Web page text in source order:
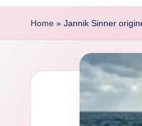
o
o
nouvelles
Home » Jannik Sinner